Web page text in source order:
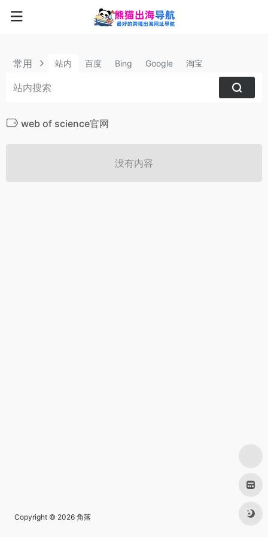
常用 站内 百度 Bing Google 淘宝
web of science官网
没有内容
Copyright © 2026 角落